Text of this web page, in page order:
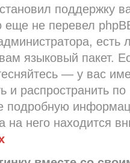
поддержку
еще не перевел
есть
языковый пакет.
— у вас
и распространить
подробную
на него находится